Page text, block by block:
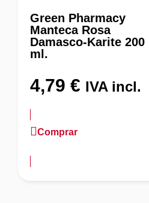
Green Pharmacy
Manteca Rosa
Damasco-Karite 200
ml.
4,79 € IVA incl.
Comprar